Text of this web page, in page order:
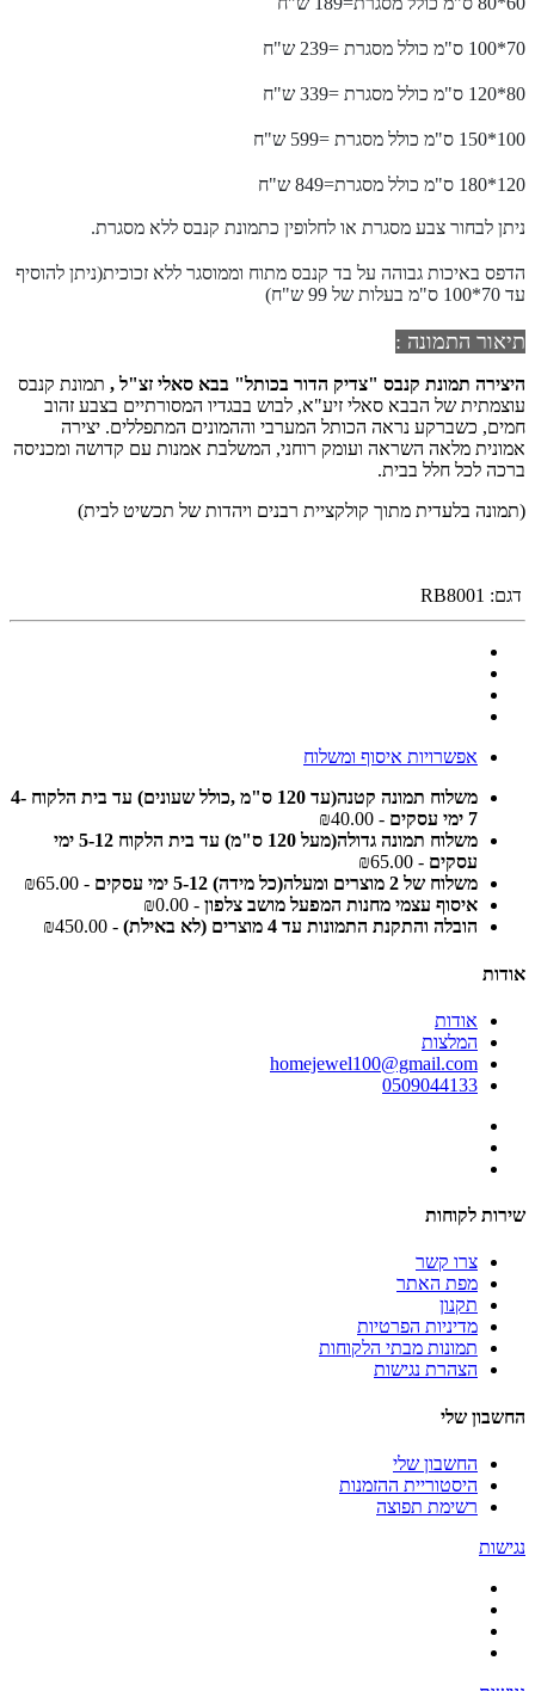
70*100 ס"מ כולל מסגרת =239 ש"ח
80*120 ס"מ כולל מסגרת =339 ש"ח
100*150 ס"מ כולל מסגרת =599 ש"ח
120*180 ס"מ כולל מסגרת=849 ש"ח
ניתן לבחור צבע מסגרת או לחלופין כתמונת קנבס ללא מסגרת.
הדפס באיכות גבוהה על בד קנבס מתוח וממוסגר ללא זכוכית(ניתן להוסיף
עד 70*100 ס"מ בעלות של 99 ש"ח)
תיאור התמונה :
היצירה תמונת קנבס "צדיק הדור בכותל" בבא סאלי זצ"ל , תמונת קנבס
עוצמתית של הבבא סאלי זיע"א, לבוש בבגדיו המסורתיים בצבע זהוב
חמים, כשברקע נראה הכותל המערבי וההמונים המתפללים. יצירה
אמונית מלאה השראה ועומק רוחני, המשלבת אמנות עם קדושה ומכניסה
ברכה לכל חלל בבית.
(תמונה בלעדית מתוך קולקציית רבנים ויהדות של תכשיט לבית)
דגם: RB8001
אפשרויות איסוף ומשלוח
משלוח תמונה קטנה(עד 120 ס"מ ,כולל שעונים) עד בית הלקוח 4-
7 ימי עסקים
- ₪40.00
משלוח תמונה גדולה(מעל 120 ס"מ) עד בית הלקוח 5-12 ימי
עסקים - ₪65.00
משלוח של 2 מוצרים ומעלה(כל מידה) 5-12 ימי עסקים
- ₪65.00
איסוף עצמי מחנות המפעל מושב צלפון - ₪0.00
הובלה והתקנת התמונות עד 4 מוצרים (לא באילת)
- ₪450.00
אודות
אודות
המלצות
homejewel100@gmail.com
0509044133
שירות לקוחות
צרו קשר
מפת האתר
תקנון
מדיניות הפרטיות
תמונות מבתי הלקוחות
הצהרת נגישות
החשבון שלי
החשבון שלי
היסטוריית ההזמנות
רשימת תפוצה
נגישות